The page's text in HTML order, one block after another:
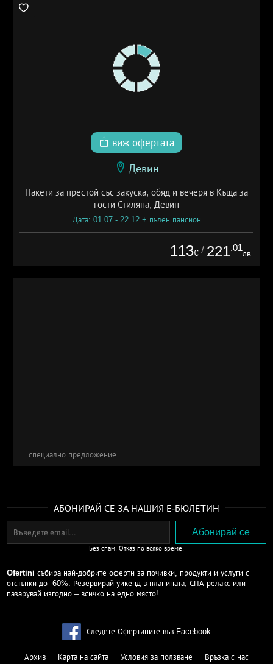
виж офертата
Девин
Пакети за престой със закуска, обяд и вечеря в Къща за
гости Стиляна, Девин
Дата: 01.07 - 22.12 + пълен пансион
113€ / 221.01
лв.
специално предложение
АБОНИРАЙ СЕ ЗА НАШИЯ Е-БЮЛЕТИН
Без спам. Отказ по всяко време.
Ofertini събира най-добрите оферти за почивки, продукти и услуги с
отстъпки до -60%. Резервирай уикенд в планината, СПА релакс или
пазарувай изгодно – всичко на едно място!
Следете Офертините във Facebook
Архив Карта на сайта Условия за ползване Връзка с нас